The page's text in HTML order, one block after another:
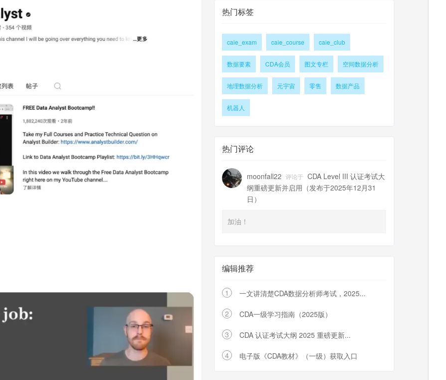
热门标签
caie_exam caie_course caie_club
数据要素 CDA会员 图文专栏 空间数据分析
地理数据分析 元宇宙 零售 数据产品
机器人
热门评论
moonfall22 评论于 CDA Level III 认证考试大
纲重磅更新并启用（发布于2025年12月31
日）
加油！
编辑推荐
1 一文讲清楚CDA数据分析师考试，2025...
2 CDA一级学习指南（2025版）
3 CDA 认证考试大纲 2025 重磅更新...
4 电子版《CDA教材》（一级）获取入口